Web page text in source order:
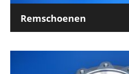
Remschoenen